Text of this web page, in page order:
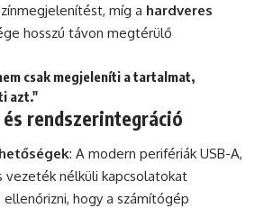
míg a hardveres
hosszú távon megtérülő
csak megjeleníti a tartalmat,
azt."
rendszerintegráció
: A modern perifériák USB-A,
vezeték nélküli kapcsolatokat
hogy a számítógép